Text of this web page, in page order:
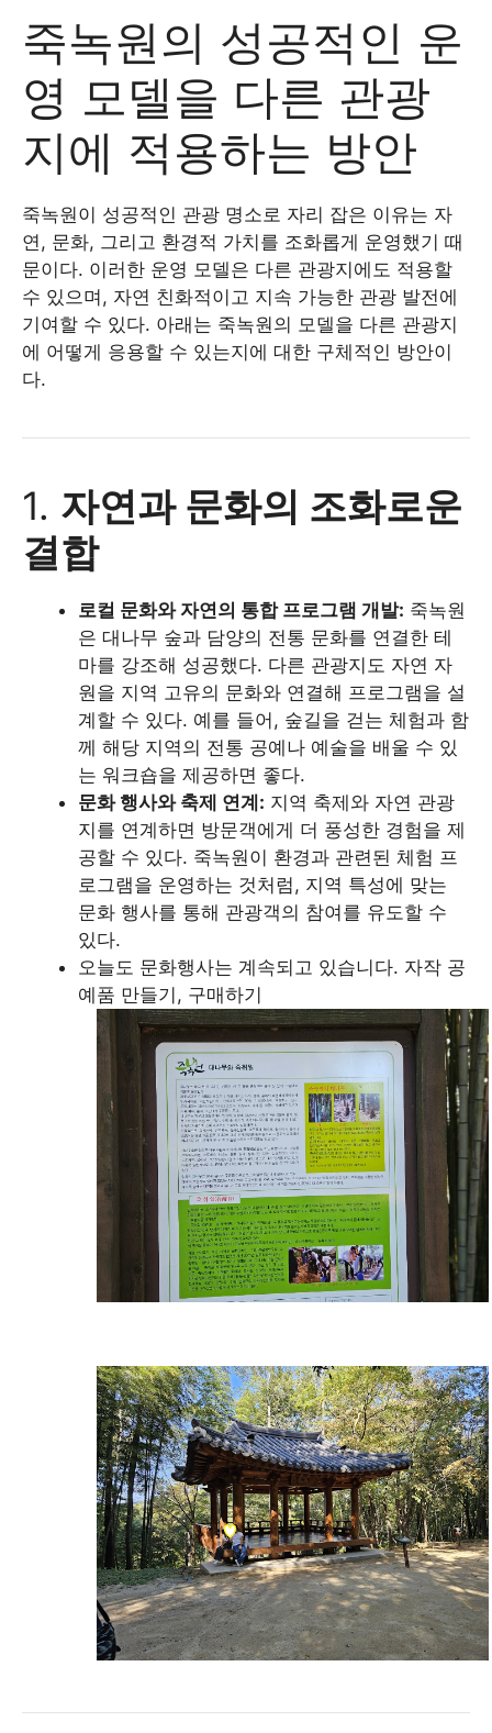
죽녹원의 성공적인 운
영 모델을 다른 관광
지에 적용하는 방안
죽녹원이 성공적인 관광 명소로 자리 잡은 이유는 자
연, 문화, 그리고 환경적 가치를 조화롭게 운영했기 때
문이다. 이러한 운영 모델은 다른 관광지에도 적용할
수 있으며, 자연 친화적이고 지속 가능한 관광 발전에
기여할 수 있다. 아래는 죽녹원의 모델을 다른 관광지
에 어떻게 응용할 수 있는지에 대한 구체적인 방안이
다.
1. 자연과 문화의 조화로운
결합
로컬 문화와 자연의 통합 프로그램 개발: 죽녹원
은 대나무 숲과 담양의 전통 문화를 연결한 테
마를 강조해 성공했다. 다른 관광지도 자연 자
원을 지역 고유의 문화와 연결해 프로그램을 설
계할 수 있다. 예를 들어, 숲길을 걷는 체험과 함
께 해당 지역의 전통 공예나 예술을 배울 수 있
는 워크숍을 제공하면 좋다.
문화 행사와 축제 연계: 지역 축제와 자연 관광
지를 연계하면 방문객에게 더 풍성한 경험을 제
공할 수 있다. 죽녹원이 환경과 관련된 체험 프
로그램을 운영하는 것처럼, 지역 특성에 맞는
문화 행사를 통해 관광객의 참여를 유도할 수
있다.
오늘도 문화행사는 계속되고 있습니다. 자작 공
예품 만들기, 구매하기